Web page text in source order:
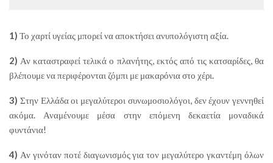
1) Το χαρτί υγείας μπορεί να αποκτήσει ανυπολόγιστη αξία.
2) Αν καταστραφεί τελικά ο πλανήτης, εκτός από τις κατσαρίδες, θα
βλέπουμε να περιφέρονται ζόμπι με μακαρόνια στο χέρι.
3) Στην Ελλάδα οι μεγαλύτεροι συνωμοσιολόγοι, δεν έχουν γεννηθεί
ακόμα. Αναμένουμε μέσα στην επόμενη δεκαετία μοναδικά
φυντάνια!
4) Αν γινόταν ποτέ διαγωνισμός για τον μεγαλύτερο γκαντέμη όλων